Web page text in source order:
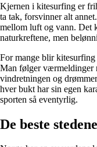
Kjernen i kitesurfing er
ta tak, forsvinner alt
mellom luft og vann. Det
naturkreftene, men
For mange blir
Man følger værmeldinger
vindretningen og
hver bukt har sin egen
sporten så eventyrlig.
De beste